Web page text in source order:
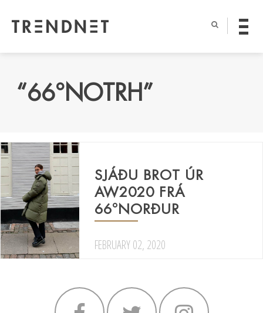
“66°NOTRH”
SJÁÐU BROT ÚR
AW2020 FRÁ
66°NORÐUR
FEBRUARY 02, 2020